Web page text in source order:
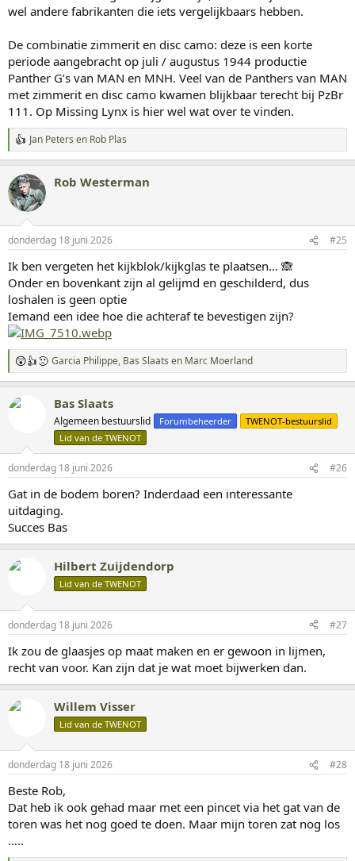
:
wel andere fabrikanten die iets vergelijkbaars hebben.
De combinatie zimmerit en disc camo: deze is een korte
periode aangebracht op juli / augustus 1944 productie
Panther G’s van MAN en MNH. Veel van de Panthers van MAN
met zimmerit en disc camo kwamen blijkbaar terecht bij PzBr
111. Op Missing Lynx is hier wel wat over te vinden.
W
a
r
d
e
n
e
n
:
Jan Peters en Rob Plas
Rob Westerman
donderdag 18 juni 2026 #25
Ik ben vergeten het kijkblok/kijkglas te plaatsen… 🙈
Onder en bovenkant zijn al gelijmd en geschilderd, dus
loshalen is geen optie
Iemand een idee hoe die achteraf te bevestigen zijn?
W
a
r
i
n
g
e
n
:
Garcia Philippe, Bas Slaats en Marc Moerland
Bas Slaats
Algemeen bestuurslid Forumbeheerder
TWENOT-bestuurslid
Lid van de TWENOT
donderdag 18 juni 2026 #26
Gat in de bodem boren? Inderdaad een interessante
uitdaging.
Succes Bas
Hilbert Zuijdendorp
Lid van de TWENOT
donderdag 18 juni 2026 #27
Ik zou de glaasjes op maat maken en er gewoon in lijmen,
recht van voor. Kan zijn dat je wat moet bijwerken dan.
Willem Visser
Lid van de TWENOT
donderdag 18 juni 2026 #28
Beste Rob,
Dat heb ik ook gehad maar met een pincet via het gat van de
toren was het nog goed te doen. Maar mijn toren zat nog los
…..